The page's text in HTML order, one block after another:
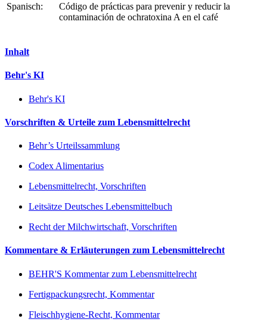
Spanisch:
Código de prácticas para prevenir y reducir la
contaminación de ochratoxina A en el café
Inhalt
Behr's KI
Behr's KI
Vorschriften & Urteile zum Lebensmittelrecht
Behr’s Urteilssammlung
Codex Alimentarius
Lebensmittelrecht, Vorschriften
Leitsätze Deutsches Lebensmittelbuch
Recht der Milchwirtschaft, Vorschriften
Kommentare & Erläuterungen zum Lebensmittelrecht
BEHR'S Kommentar zum Lebensmittelrecht
Fertigpackungsrecht, Kommentar
Fleischhygiene-Recht, Kommentar